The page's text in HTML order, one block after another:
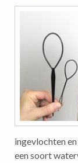
ingevlochten
een soort